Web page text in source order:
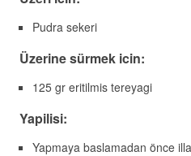
Pudra sekeri
Üzerine sürmek icin:
125 gr eritilmis tereyagi
Yapilisi:
Yapmaya baslamadan önce